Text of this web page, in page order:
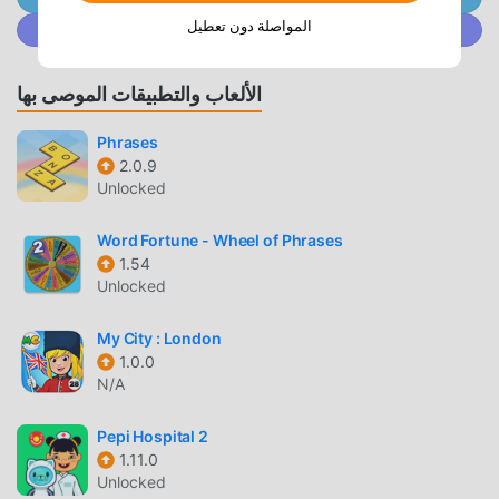
مقدمة FILL THE WORDS
اكتسبت الكثير من المعجبين في جميع أنحاء العالم الذين يحبون
ألعاب educational. إذا كنت ترغب في تنزيل هذه اللعبة ، كأكبر
موقع لتنزيل الألعاب المجانية APK في العالم - moddroid هو خيارك
الأفضل. لا يوفر لك moddroid أحدث إصدار من Fill the Words
4.8.6 مجانًا ، ولكنه يوفر أيضًا Free mod مجانًا ، مما يساعدك على
على الاستمتاع بالبهجة التي تجلبها اللعبة نفسها. يعد moddroid بأن
أي Fill the Words mod لن يفرض على اللاعبين أي رسوم ، وهو
آمن 100٪ ومتاح ومجاني للتثبيت. فقط قم بتنزيل عميل moddroid ،
Fill the Words باعتبارها لعبة شائعة educational ، ساعدته طريقة
اللعب الفريدة في كسب عدد كبير من المعجبين حول العالم. على
عكس الألعاب التقليدية educational ، في Fill the Words ، ما
الألعاب والتطبيقات الموصى بها
Phrases
2.0.9
Unlocked
Word Fortune - Wheel of Phrases
1.54
Unlocked
My City : London
1.0.0
N/A
Pepi Hospital 2
1.11.0
Unlocked
المواصلة دون تعطيل